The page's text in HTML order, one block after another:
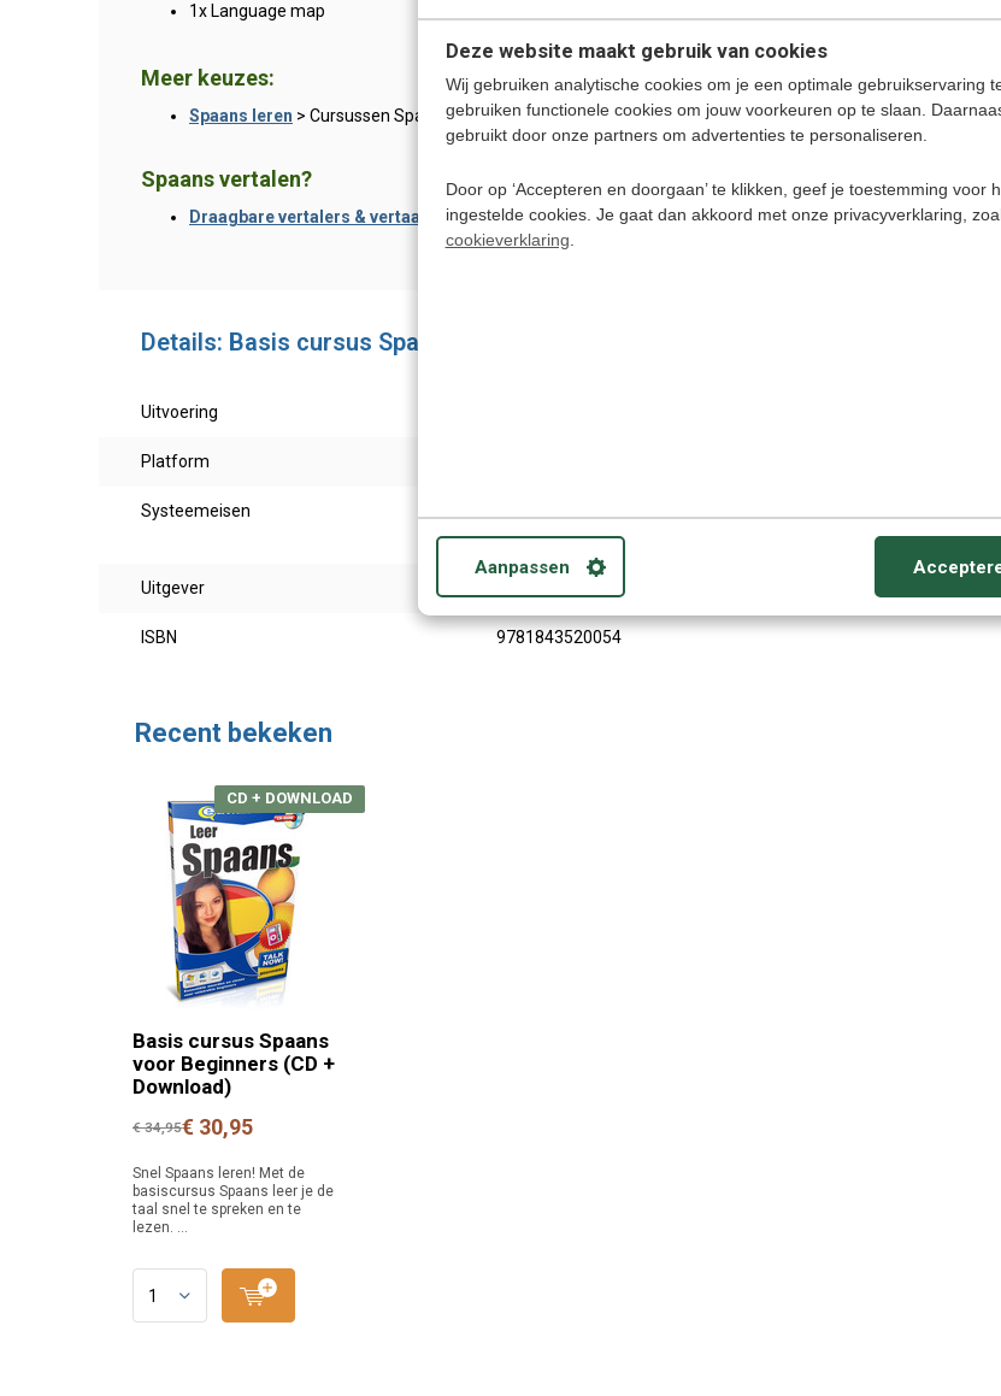
Deze website maakt gebruik van cookies
Wij gebruiken analytische cookies om je een optimale gebruikservaring
gebruiken functionele cookies om jouw voorkeuren op te slaan.
gebruikt door onze partners om advertenties te personaliseren.
Door op ‘Accepteren en doorgaan’ te klikken, geef je toestemming voor
ingestelde cookies. Je gaat dan akkoord met onze privacyverklaring,
cookieverklaring
Aanpassen
1x Language map
Meer keuzes:
Spaans leren > Cursussen Spaans online en zelfstudie
Spaans vertalen?
Draagbare vertalers & vertaalcomputers> Handig voor op reis!
Details: Basis cursus Spaans voor Beginners
Uitvoering
Platform
Systeemeisen
10.3.9 en hoger. CD-Rom speler. Microfoon aanbevolen.
Uitgever
ISBN 9781843520054
Recent bekeken
Basis cursus Spaans
voor Beginners (CD +
Download)
CD + DOWNLOAD
€ 34,95€ 30,95
Snel Spaans leren! Met de
basiscursus Spaans leer je de
taal snel te spreken en te
lezen. ...